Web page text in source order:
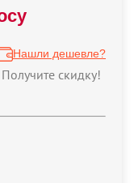
Нашли дешевле?
Получите скидку!